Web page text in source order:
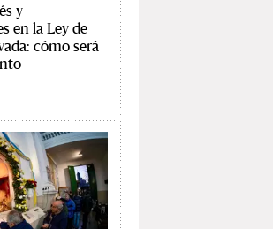
y
en la Ley de
cómo será